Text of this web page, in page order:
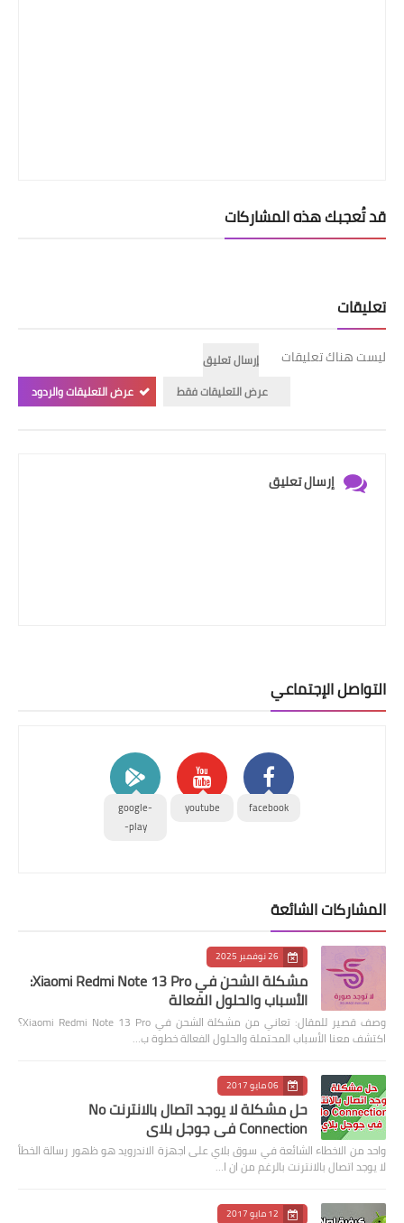
قد تُعجبك هذه المشاركات
تعليقات
ليست هناك تعليقات
إرسال تعليق
عرض التعليقات فقط
عرض التعليقات والردود
إرسال تعليق
التواصل الإجتماعي
facebook
youtube
google-
play-
المشاركات الشائعة
26 نوفمبر 2025
مشكلة الشحن في Xiaomi Redmi Note 13 Pro:
الأسباب والحلول الفعالة
وصف قصير للمقال: تعاني من مشكلة الشحن في Xiaomi Redmi Note 13 Pro؟
اكتشف معنا الأسباب المحتملة والحلول الفعالة خطوة ب…
06 مايو 2017
حل مشكلة لا يوجد اتصال بالانترنت No
Connection في جوجل بلاي
واحد من الاخطاء الشائعة في سوق بلاي على اجهزة الاندرويد هو ظهور رسالة الخطأ
لا يوجد اتصال بالانترنت بالرغم من ان ا…
12 مايو 2017